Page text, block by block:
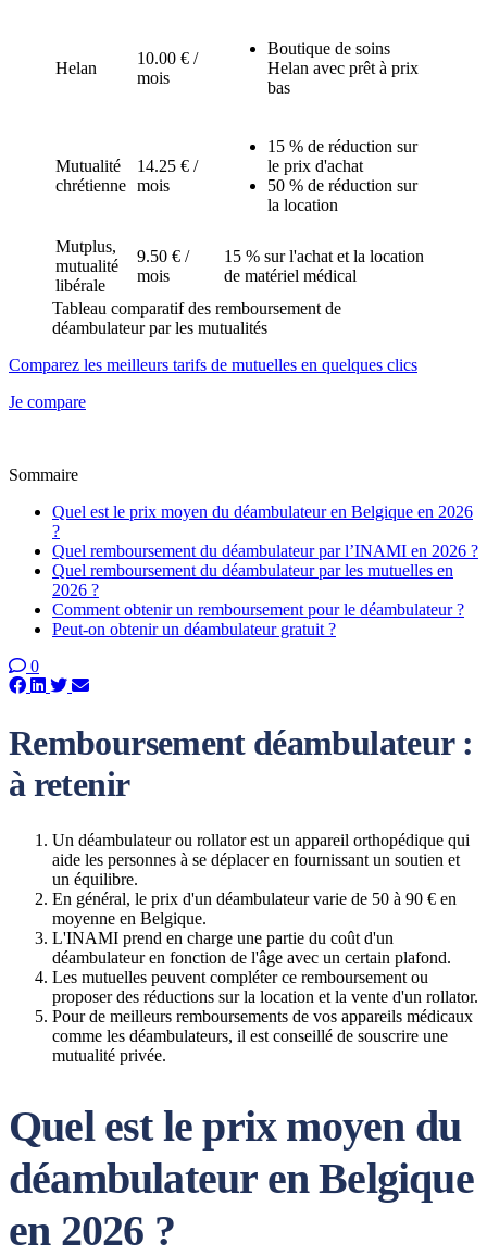
Helan
10.00 € /
mois
Boutique de soins
Helan avec prêt à prix
bas
Mutualité
chrétienne
14.25 € /
mois
15 % de réduction sur
le prix d'achat
50 % de réduction sur
la location
Mutplus,
mutualité
libérale
9.50 € /
mois
15 % sur l'achat et la location
de matériel médical
Tableau comparatif des remboursement de
déambulateur par les mutualités
Comparez les meilleurs tarifs de mutuelles en quelques clics
Je compare
Sommaire
Quel est le prix moyen du déambulateur en Belgique en 2026
?
Quel remboursement du déambulateur par l’INAMI en 2026 ?
Quel remboursement du déambulateur par les mutuelles en
2026 ?
Comment obtenir un remboursement pour le déambulateur ?
Peut-on obtenir un déambulateur gratuit ?
0
Remboursement déambulateur :
à retenir
Un déambulateur ou rollator est un appareil orthopédique qui
aide les personnes à se déplacer en fournissant un soutien et
un équilibre.
En général, le prix d'un déambulateur varie de 50 à 90 € en
moyenne en Belgique.
L'INAMI prend en charge une partie du coût d'un
déambulateur en fonction de l'âge avec un certain plafond.
Les mutuelles peuvent compléter ce remboursement ou
proposer des réductions sur la location et la vente d'un rollator.
Pour de meilleurs remboursements de vos appareils médicaux
comme les déambulateurs, il est conseillé de souscrire une
mutualité privée.
Quel est le prix moyen du
déambulateur en Belgique
en 2026 ?